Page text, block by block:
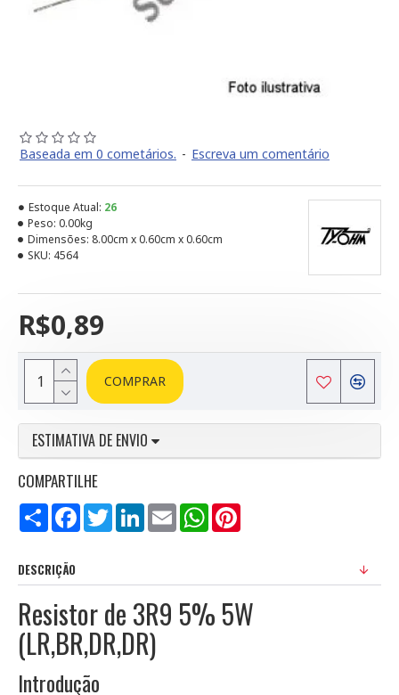
Baseada em 0 cometários. - Escreva um comentário
R$0,89
Estoque Atual: 26
Peso: 0.00kg
Dimensões: 8.00cm x 0.60cm x 0.60cm
SKU: 4564
COMPRAR
ESTIMATIVA DE ENVIO
COMPARTILHE
Compartilhar
FacebookTwitterLinkedInEmail WhatsApp
DESCRIÇÃO
Resistor de 3R9 5% 5W
(LR,BR,DR,DR)
Introdução